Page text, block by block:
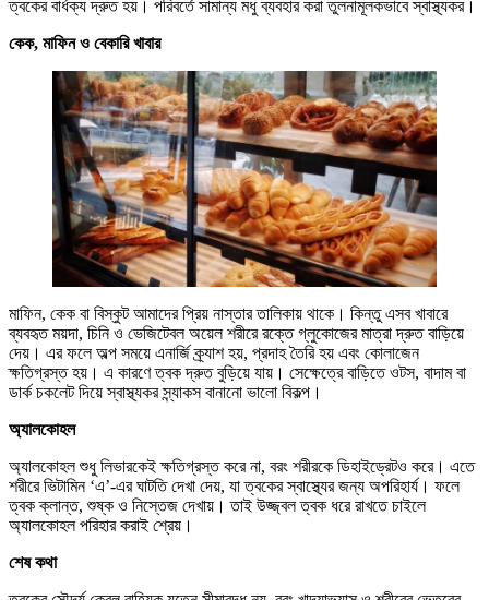
ত্বকের বার্ধক্য দ্রুত হয়। পরিবর্তে সামান্য মধু ব্যবহার করা তুলনামূলকভাবে স্বাস্থ্যকর।
কেক, মাফিন ও বেকারি খাবার
মাফিন, কেক বা বিস্কুট আমাদের প্রিয় নাস্তার তালিকায় থাকে। কিন্তু এসব খাবারে
ব্যবহৃত ময়দা, চিনি ও ভেজিটেবল অয়েল শরীরে রক্তে গ্লুকোজের মাত্রা দ্রুত বাড়িয়ে
দেয়। এর ফলে অল্প সময়ে এনার্জি ক্র্যাশ হয়, প্রদাহ তৈরি হয় এবং কোলাজেন
ক্ষতিগ্রস্ত হয়। এ কারণে ত্বক দ্রুত বুড়িয়ে যায়। সেক্ষেত্রে বাড়িতে ওটস, বাদাম বা
ডার্ক চকলেট দিয়ে স্বাস্থ্যকর স্ন্যাকস বানানো ভালো বিকল্প।
অ্যালকোহল
অ্যালকোহল শুধু লিভারকেই ক্ষতিগ্রস্ত করে না, বরং শরীরকে ডিহাইড্রেটও করে। এতে
শরীরে ভিটামিন ‘এ’-এর ঘাটতি দেখা দেয়, যা ত্বকের স্বাস্থ্যের জন্য অপরিহার্য। ফলে
ত্বক ক্লান্ত, শুষ্ক ও নিস্তেজ দেখায়। তাই উজ্জ্বল ত্বক ধরে রাখতে চাইলে
অ্যালকোহল পরিহার করাই শ্রেয়।
শেষ কথা